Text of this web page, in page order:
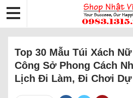
Top 30 Mẫu Túi Xách
Công Sở Phong Cách
Lịch Đi Làm, Đi Chơi Dự